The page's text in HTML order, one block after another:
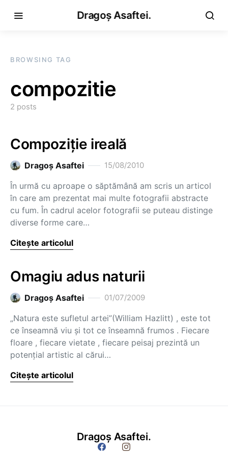
Dragoș Asaftei.
BROWSING TAG
compozitie
2 posts
Compoziţie ireală
Dragoş Asaftei 15/08/2010
În urmă cu aproape o săptămână am scris un articol
în care am prezentat mai multe fotografii abstracte
cu fum. În cadrul acelor fotografii se puteau distinge
diverse forme care…
Citește articolul
Omagiu adus naturii
Dragoş Asaftei 01/07/2009
„Natura este sufletul artei”(William Hazlitt) , este tot
ce înseamnă viu şi tot ce înseamnă frumos . Fiecare
floare , fiecare vietate , fiecare peisaj prezintă un
potenţial artistic al cărui…
Citește articolul
Dragoș Asaftei.